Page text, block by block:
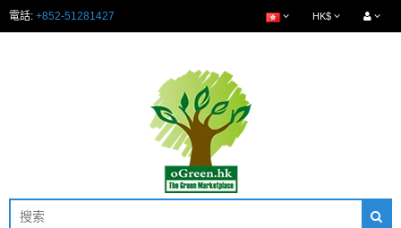
電話: +852-51281427 HK$